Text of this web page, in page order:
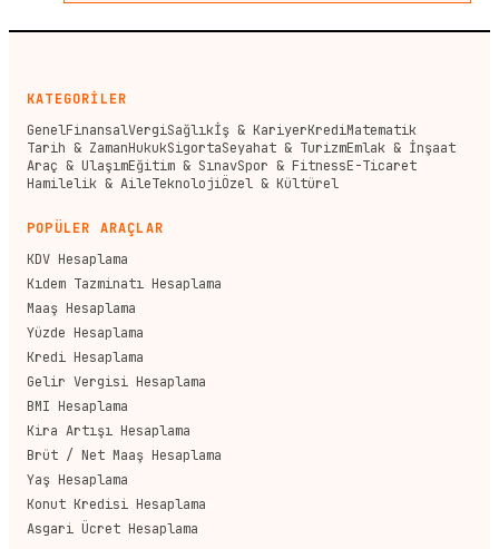
KATEGORİLER
GenelFinansalVergiSağlıkİş & KariyerKrediMatematik
Tarih & ZamanHukukSigortaSeyahat & TurizmEmlak & İnşaat
Araç & UlaşımEğitim & SınavSpor & FitnessE-Ticaret
Hamilelik & AileTeknolojiÖzel & Kültürel
POPÜLER ARAÇLAR
KDV Hesaplama
Kıdem Tazminatı Hesaplama
Maaş Hesaplama
Yüzde Hesaplama
Kredi Hesaplama
Gelir Vergisi Hesaplama
BMI Hesaplama
Kira Artışı Hesaplama
Brüt / Net Maaş Hesaplama
Yaş Hesaplama
Konut Kredisi Hesaplama
Asgari Ücret Hesaplama